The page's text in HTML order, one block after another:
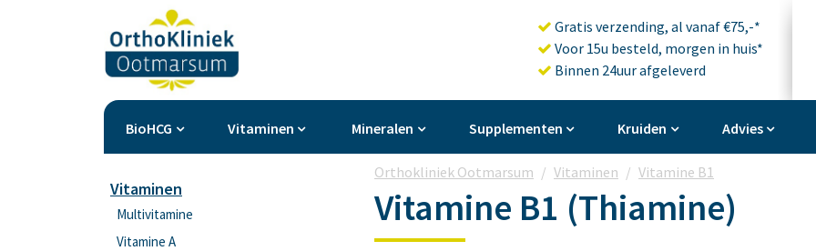
Gratis verzending, al vanaf €75,-*
Voor 15u besteld, morgen in huis*
Binnen 24uur afgeleverd
BioHCG Vitaminen Mineralen Supplementen Kruiden Advies
Vitaminen
Multivitamine
Vitamine A
Orthokliniek Ootmarsum Vitaminen Vitamine B1
Vitamine B1 (Thiamine)